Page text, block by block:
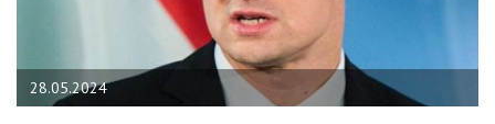
28.05.2024